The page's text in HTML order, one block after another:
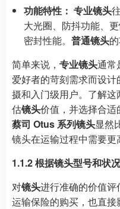
功能特性： 专业镜头
大光圈、防抖功能、
密封性能。 普通镜头
简单来说， 专业镜头通常
爱好者的苛刻需求而设计
摄和入门级用户。了解
估镜头价值，并选择合
蔡司 Otus 系列镜头显然
镜头在运输过程中需要更
1.1.2 根据镜头型号和状
对镜头进行准确的价值
运输保险的购买，也直